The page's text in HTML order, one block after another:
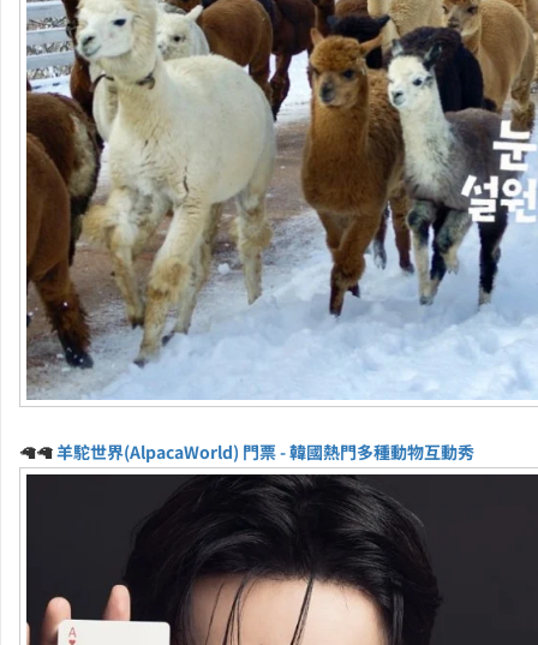
🦙🦙羊駝世界(AlpacaWorld) 門票 - 韓國熱門多種動物互動秀